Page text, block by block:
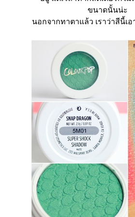
ขนาดนั้นน่ะ
นอกจากทาตาแล้ว เราว่าสีนี้เ